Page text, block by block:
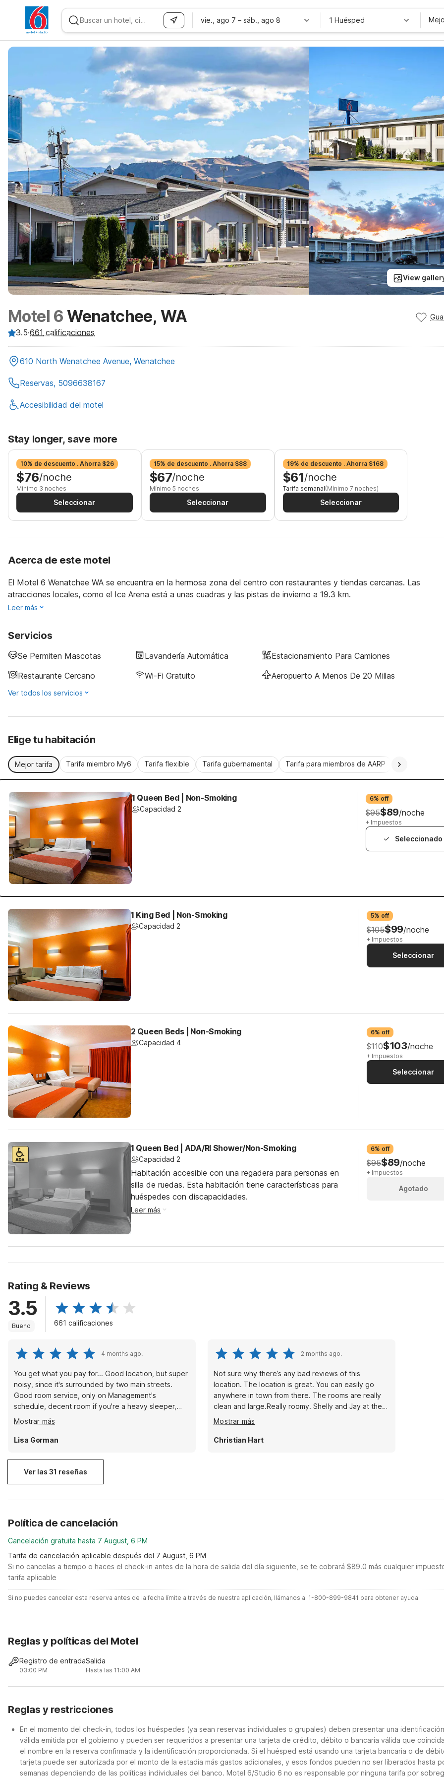
vie., ago 7 – sáb., ago 8 1 Huésped
View
Motel 6 Wenatchee, WA
3.5·661 calificaciones
610 North Wenatchee Avenue, Wenatchee
Reservas, 5096638167
Accesibilidad del motel
Stay longer, save more
10% de descuento . Ahorra $26
$76/noche
Mínimo 3 noches
Seleccionar
15% de descuento . Ahorra $88
$67/noche
Mínimo 5 noches
Seleccionar
19% de descuento . Ahorra $168
$61/noche
Tarifa semanal(Mínimo 7 noches)
Seleccionar
Acerca de este motel
El Motel 6 Wenatchee WA se encuentra en la hermosa zona del centro con restaurantes y tiendas cercanas. Las
atracciones locales, como el Ice Arena está a unas cuadras y las pistas de invierno a 19.3 km.
Leer más
Servicios
Se Permiten Mascotas Lavandería Automática
Estacionamiento Para Camiones
Restaurante Cercano
Wi-Fi Gratuito Aeropuerto A Menos De 20 Millas
Ver todos los servicios
Elige tu habitación
Mejor tarifa Tarifa miembro My6 Tarifa flexible Tarifa gubernamental Tarifa para miembros de AARP
1 Queen Bed | Non-Smoking
Capacidad 2
6% off
$95$89/noche
+ Impuestos
Seleccionado
1 King Bed | Non-Smoking
Capacidad 2
5% off
$105$99/noche
+ Impuestos
Seleccionar
2 Queen Beds | Non-Smoking
Capacidad 4
6% off
$110$103/noche
+ Impuestos
Seleccionar
1 Queen Bed | ADA/RI Shower/Non-Smoking
Capacidad 2
Habitación accesible con una regadera para personas en
silla de ruedas. Esta habitación tiene características para
huéspedes con discapacidades.
Leer más
6% off
$95$89/noche
+ Impuestos
Agotado
Rating & Reviews
3.5
Bueno 661 calificaciones
4 months ago.
You get what you pay for... Good location, but super
noisy, since it's surrounded by two main streets.
Good room service, only on Management's
schedule, decent room if you're a heavy sleeper,
don't mind early risers staring their motor bikes and
cars at 5:30 am right in front of your window. Decent
coffee, as long as you don't mind getting chewed
Mostrar más
Lisa Gorman
2 months ago.
Not sure why there’s any bad reviews of this
location. The location is great. You can easily go
anywhere in town from there. The rooms are really
clean and large.Really roomy. Shelly and Jay at the
desk were really friendly and helpful. We’ll definitely
recommend it to others
Mostrar más
Christian Hart
Ver las 31 reseñas
Política de cancelación
Cancelación gratuita hasta 7 August, 6 PM
Tarifa de cancelación aplicable después del 7 August, 6 PM
Si no cancelas a tiempo o haces el check-in antes de la hora de salida del día siguiente, se te cobrará $89.0 más cualquier
tarifa aplicable
Si no puedes cancelar esta reserva antes de la fecha límite a través de nuestra aplicación, llámanos al 1-800-899-9841 para obtener ayuda
Reglas y políticas del Motel
Registro de entrada
03:00 PM
Salida
Hasta las 11:00 AM
Reglas y restricciones
En el momento del check-in, todos los huéspedes (ya sean reservas individuales o grupales) deben presentar una identificación
válida emitida por el gobierno y pueden ser requeridos a presentar una tarjeta de crédito, débito o bancaria válida que
el nombre en la reserva confirmada y la identificación proporcionada. Si el huésped está usando una tarjeta bancaria o de
tarjeta puede ser autorizada por el monto de la estadía más gastos adicionales, y esos fondos pueden no ser liberados hasta
semanas dependiendo de las políticas individuales del banco. Motel 6/Studio 6 no es responsable por ninguna tarifa por